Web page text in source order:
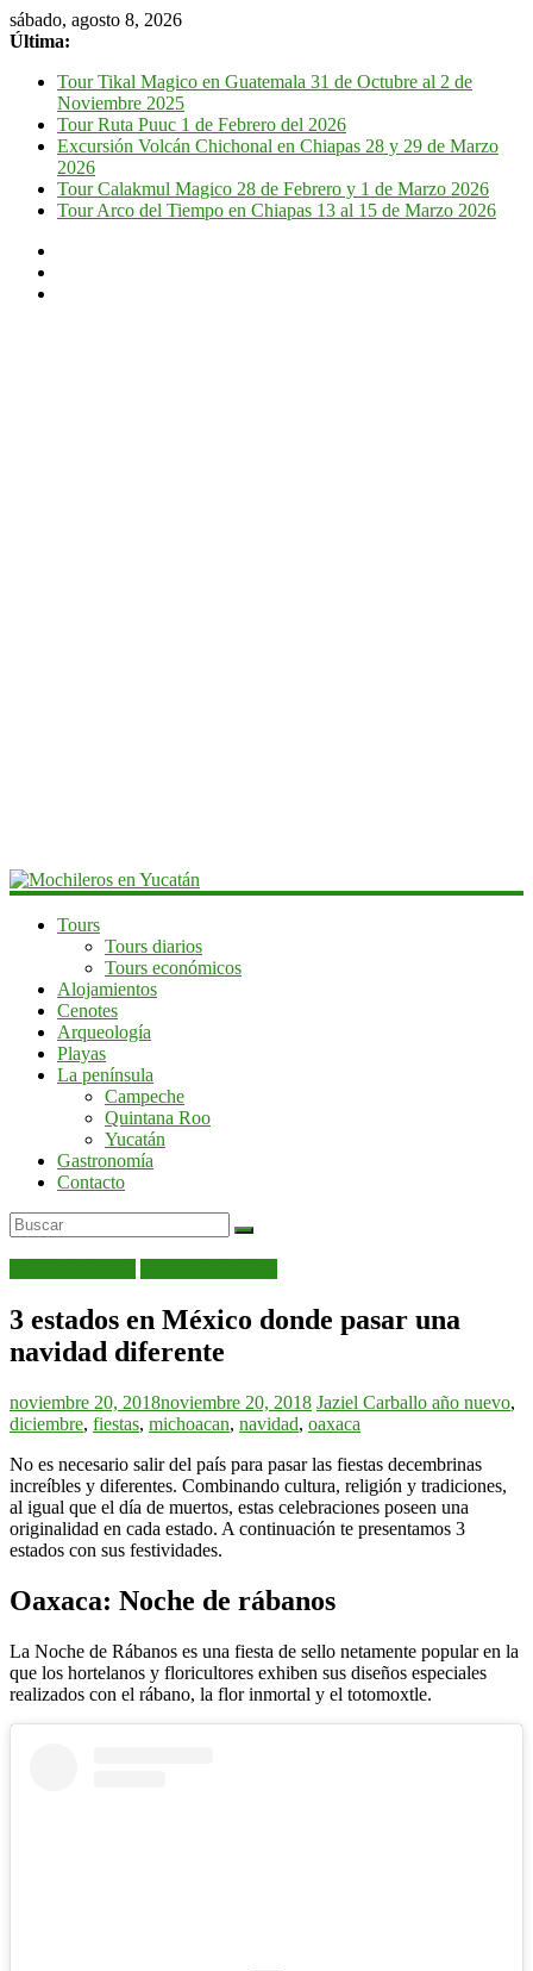
sábado, agosto 8, 2026
Última:
Tour Tikal Magico en Guatemala 31 de Octubre al 2 de
Noviembre 2025
Tour Ruta Puuc 1 de Febrero del 2026
Excursión Volcán Chichonal en Chiapas 28 y 29 de Marzo
2026
Tour Calakmul Magico 28 de Febrero y 1 de Marzo 2026
Tour Arco del Tiempo en Chiapas 13 al 15 de Marzo 2026
Mochileros
Yucatán
Yucatán
Tours
Tours diarios
Tours económicos
Alojamientos
Cenotes
Arqueología
Playas
La península
Campeche
Quintana Roo
Yucatán
Gastronomía
Contacto
3 estados en México donde pasar una
navidad diferente
noviembre 20, 2018noviembre 20, 2018 Jaziel Carballo año nuevo,
diciembre, fiestas, michoacan, navidad, oaxaca
No es necesario salir del país para pasar las fiestas decembrinas
increíbles y diferentes. Combinando cultura, religión y tradiciones,
al igual que el día de muertos, estas celebraciones poseen una
originalidad en cada estado. A continuación te presentamos 3
estados con sus festividades.
Oaxaca: Noche de rábanos
La Noche de Rábanos es una fiesta de sello netamente popular en la
que los hortelanos y floricultores exhiben sus diseños especiales
realizados con el rábano, la flor inmortal y el totomoxtle.